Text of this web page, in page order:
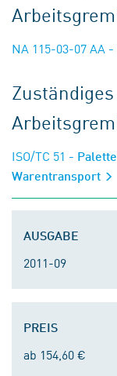
NA 115-03-07 AA -
ISO/TC 51 -
Warentransport
AUSGABE
2011-09
PREIS
ab 154,60 €